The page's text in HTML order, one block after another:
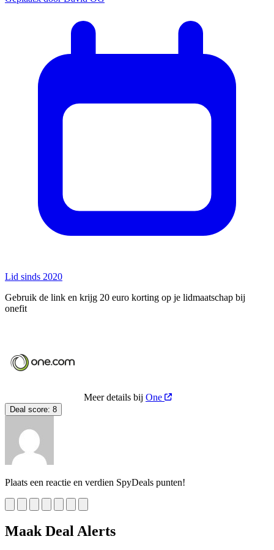
Lid sinds 2020
Gebruik de link en krijg 20 euro korting op je lidmaatschap bij
onefit
Meer details bij One
Deal score: 8
Plaats een reactie en verdien SpyDeals punten!
Maak Deal Alerts